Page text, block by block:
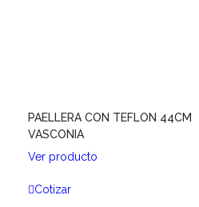
PAELLERA CON TEFLON 44CM
VASCONIA
Ver producto
Cotizar